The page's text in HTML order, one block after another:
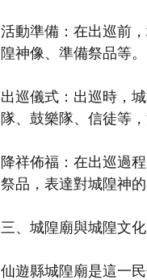
活動準備：在出巡前
隍神像、準備祭品等。
出巡儀式：出巡時，
隊、鼓樂隊、信徒等
降祥佈福：在出巡過
祭品，表達對城隍神的
三、城隍廟與城隍文化
仙遊縣城隍廟是這一